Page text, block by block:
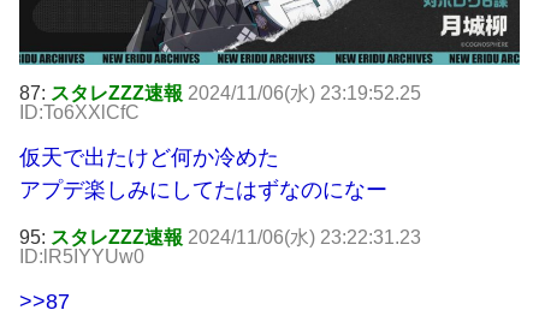
87: スタレZZZ速報 2024/11/06(水) 23:19:52.25
ID:To6XXlCfC
仮天で出たけど何か冷めた
アプデ楽しみにしてたはずなのになー
95: スタレZZZ速報 2024/11/06(水) 23:22:31.23
ID:lR5IYYUw0
>>87